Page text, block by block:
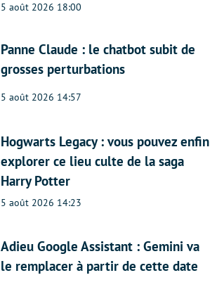
5 août 2026 18:00
Panne Claude : le chatbot subit de
grosses perturbations
5 août 2026 14:57
Hogwarts Legacy : vous pouvez enfin
explorer ce lieu culte de la saga
Harry Potter
5 août 2026 14:23
Adieu Google Assistant : Gemini va
le remplacer à partir de cette date